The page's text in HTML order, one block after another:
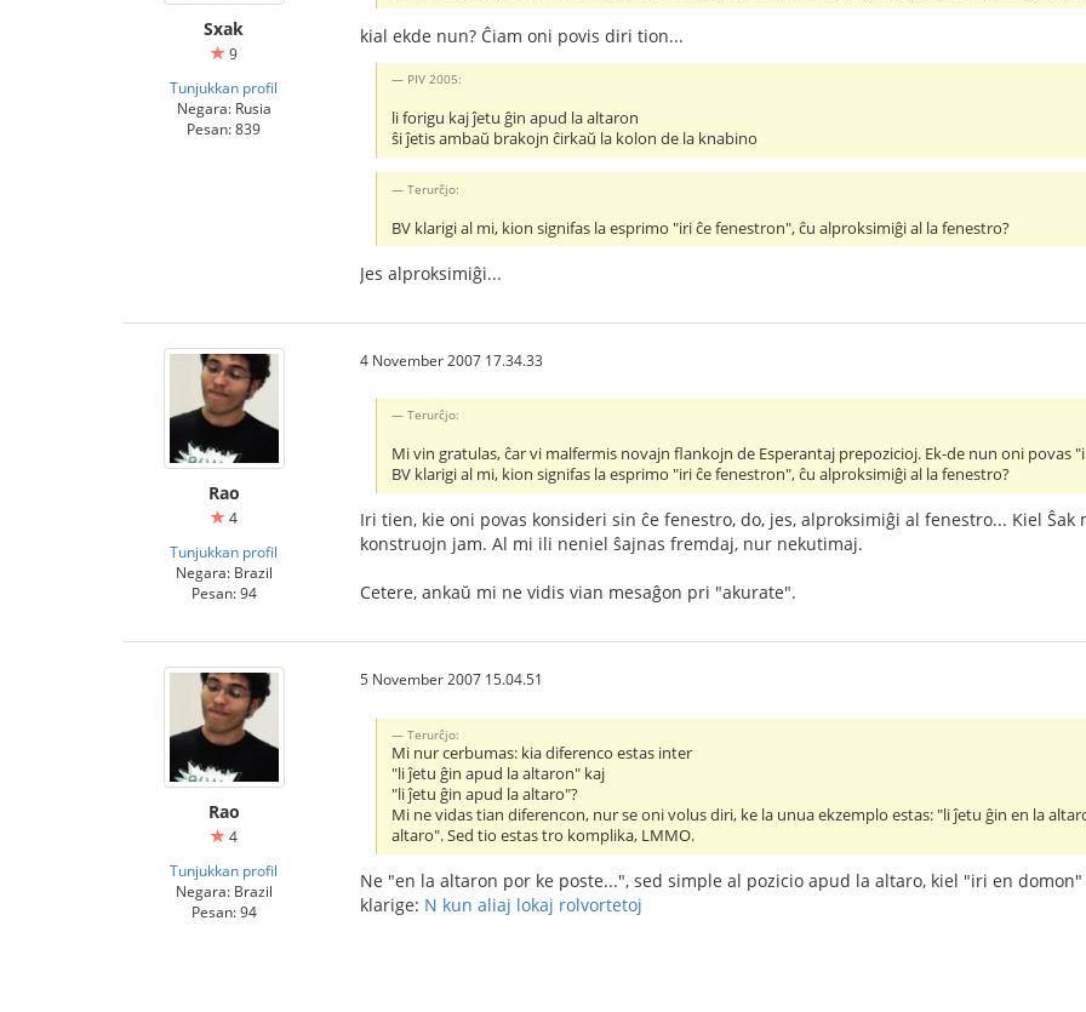
Sxak
9
Tunjukkan profil
Negara: Rusia
Pesan: 839
kial ekde nun? Ĉiam oni povis diri tion...
PIV 2005:
li forigu kaj ĵetu ĝin apud la altaron
ŝi ĵetis ambaŭ brakojn ĉirkaŭ la kolon de la knabino
Terurĉjo:
BV klarigi al mi, kion signifas la esprimo "iri ĉe fenestron", ĉu alproksimiĝi al la fenestro?
Jes alproksimiĝi...
Rao
4
Tunjukkan profil
Negara: Brazil
Pesan: 94
4 November 2007 17.34.33
Terurĉjo:
Mi vin gratulas, ĉar vi malfermis novajn flankojn de Esperantaj prepozicioj. Ek-de nun oni
BV klarigi al mi, kion signifas la esprimo "iri ĉe fenestron", ĉu alproksimiĝi al la fenestro?
Iri tien, kie oni povas konsideri sin ĉe fenestro, do, jes, alproksimiĝi al fenestro... Kiel
konstruojn jam. Al mi ili neniel ŝajnas fremdaj, nur nekutimaj.
Cetere, ankaŭ mi ne vidis vian mesaĝon pri "akurate".
Rao
4
Tunjukkan profil
Negara: Brazil
Pesan: 94
5 November 2007 15.04.51
Terurĉjo:
Mi nur cerbumas: kia diferenco estas inter
"li ĵetu ĝin apud la altaron" kaj
"li ĵetu ĝin apud la altaro"?
Mi ne vidas tian diferencon, nur se oni volus diri, ke la unua ekzemplo estas: "li ĵetu ĝin en la
altaro". Sed tio estas tro komplika, LMMO.
Ne "en la altaron por ke poste...", sed simple al pozicio apud la altaro, kiel "iri en
klarige: N kun aliaj lokaj rolvortetoj